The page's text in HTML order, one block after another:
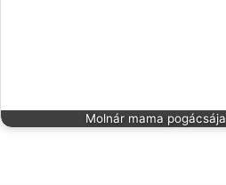
Molnár mama pogácsája